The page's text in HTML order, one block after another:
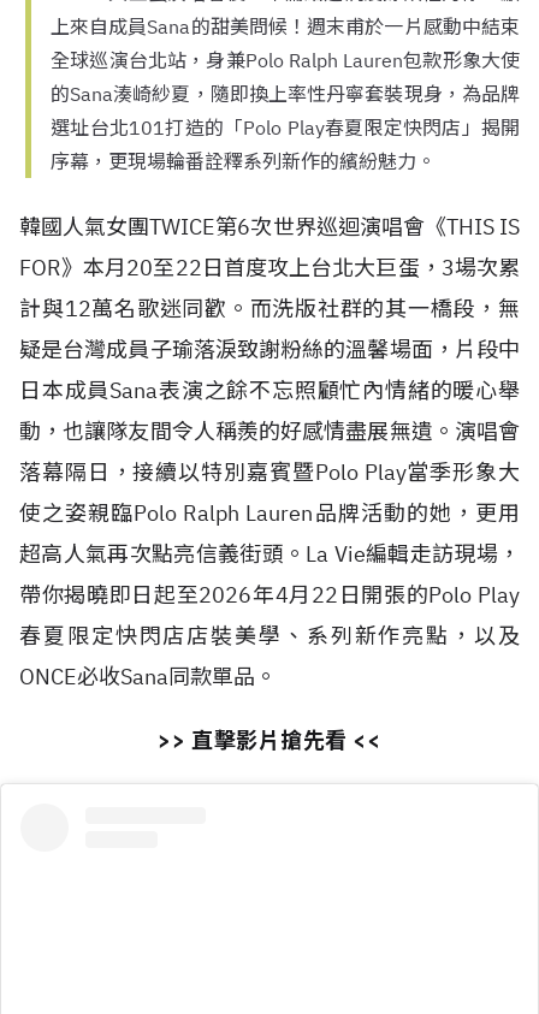
上來自成員Sana的甜美問候！週末甫於一片感動中結束
全球巡演台北站，身兼Polo Ralph Lauren包款形象大使
的Sana湊崎紗夏，隨即換上率性丹寧套裝現身，為品牌
選址台北101打造的「Polo Play春夏限定快閃店」揭開
序幕，更現場輪番詮釋系列新作的繽紛魅力。
韓國人氣女團TWICE第6次世界巡迴演唱會《THIS IS
FOR》本月20至22日首度攻上台北大巨蛋，3場次累
計與12萬名歌迷同歡。而洗版社群的其一橋段，無
疑是台灣成員子瑜落淚致謝粉絲的溫馨場面，片段中
日本成員Sana表演之餘不忘照顧忙內情緒的暖心舉
動，也讓隊友間令人稱羨的好感情盡展無遺。演唱會
落幕隔日，接續以特別嘉賓暨Polo Play當季形象大
使之姿親臨Polo Ralph Lauren品牌活動的她，更用
超高人氣再次點亮信義街頭。La Vie編輯走訪現場，
帶你揭曉即日起至2026年4月22日開張的Polo Play
春夏限定快閃店店裝美學、系列新作亮點，以及
ONCE必收Sana同款單品。
>> 直擊影片搶先看 <<